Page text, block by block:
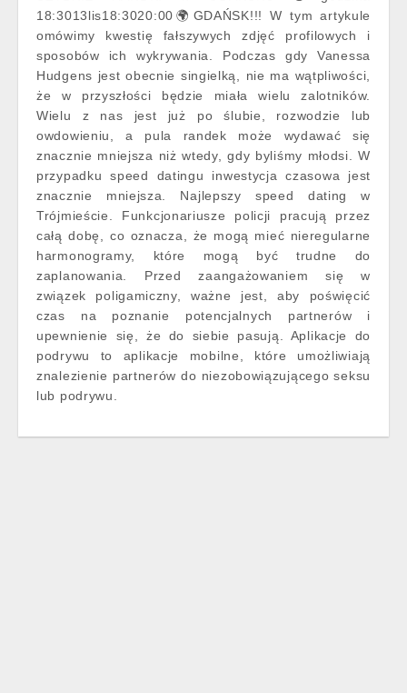
18:3013lis18:3020:00🌍GDAŃSK!!! W tym artykule
omówimy kwestię fałszywych zdjęć profilowych i
sposobów ich wykrywania. Podczas gdy Vanessa
Hudgens jest obecnie singielką, nie ma wątpliwości,
że w przyszłości będzie miała wielu zalotników.
Wielu z nas jest już po ślubie, rozwodzie lub
owdowieniu, a pula randek może wydawać się
znacznie mniejsza niż wtedy, gdy byliśmy młodsi. W
przypadku speed datingu inwestycja czasowa jest
znacznie mniejsza. Najlepszy speed dating w
Trójmieście. Funkcjonariusze policji pracują przez
całą dobę, co oznacza, że mogą mieć nieregularne
harmonogramy, które mogą być trudne do
zaplanowania. Przed zaangażowaniem się w
związek poligamiczny, ważne jest, aby poświęcić
czas na poznanie potencjalnych partnerów i
upewnienie się, że do siebie pasują. Aplikacje do
podrywu to aplikacje mobilne, które umożliwiają
znalezienie partnerów do niezobowiązującego seksu
lub podrywu.